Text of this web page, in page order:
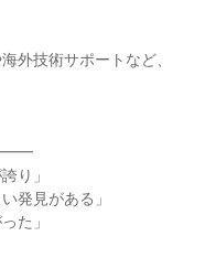
外技術サポートなど、
り」
発見がある」
た」